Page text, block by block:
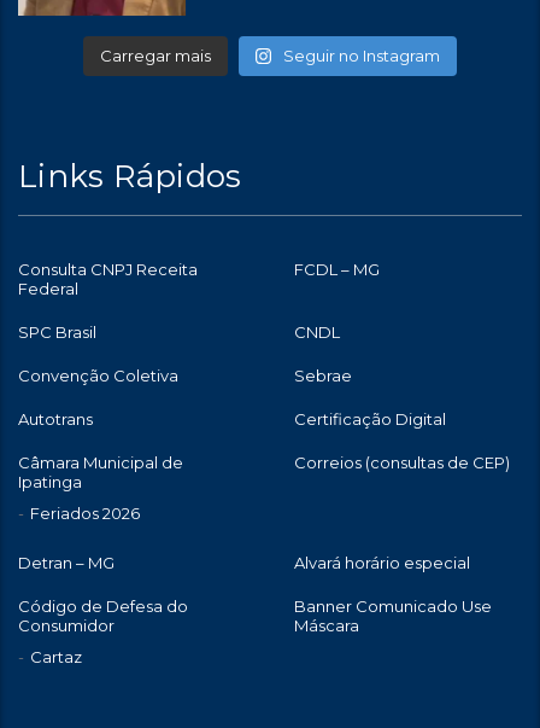
Carregar mais Seguir no Instagram
Links Rápidos
Consulta CNPJ Receita
Federal
FCDL – MG
SPC Brasil CNDL
Convenção Coletiva Sebrae
Autotrans Certificação Digital
Câmara Municipal de
Ipatinga
Feriados 2026
Correios (consultas de CEP)
Detran – MG Alvará horário especial
Código de Defesa do
Consumidor
Cartaz
Banner Comunicado Use
Máscara